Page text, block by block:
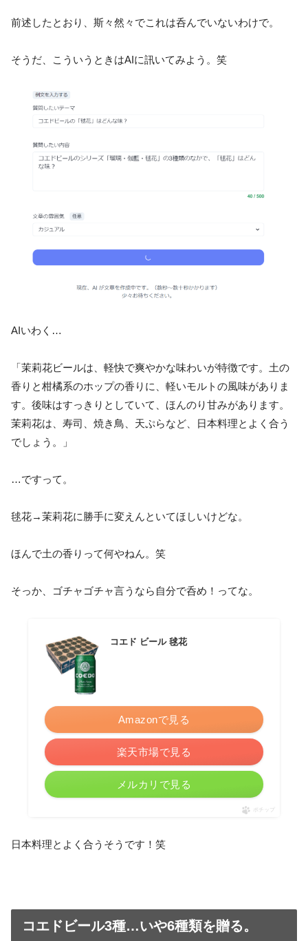
前述したとおり、斯々然々でこれは呑んでいないわけで。
そうだ、こういうときはAIに訊いてみよう。笑
AIいわく…
「茉莉花ビールは、軽快で爽やかな味わいが特徴です。土の
香りと柑橘系のホップの香りに、軽いモルトの風味がありま
す。後味はすっきりとしていて、ほんのり甘みがあります。
茉莉花は、寿司、焼き鳥、天ぷらなど、日本料理とよく合う
でしょう。」
…ですって。
毬花→茉莉花に勝手に変えんといてほしいけどな。
ほんで土の香りって何やねん。笑
そっか、ゴチャゴチャ言うなら自分で呑め！ってな。
コエド ビール 毬花
Amazonで見る
楽天市場で見る
メルカリで見る
ポチップ
日本料理とよく合うそうです！笑
コエドビール3種…いや6種類を贈る。